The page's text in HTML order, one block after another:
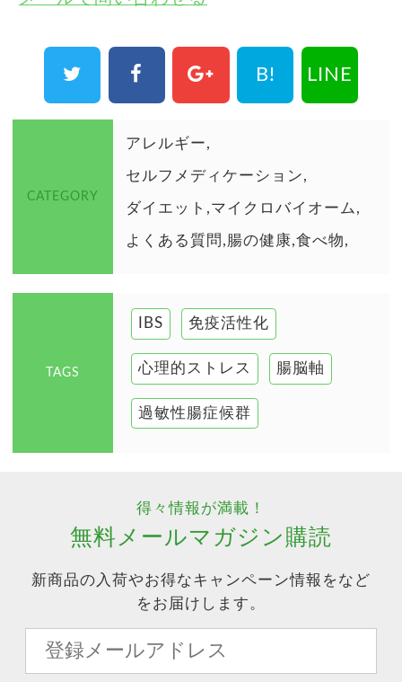
B! LINE
CATEGORY
アレルギー
セルフメディケーション
ダイエット マイクロバイオーム
よくある質問 腸の健康 食べ物
TAGS
IBS 免疫活性化
心理的ストレス 腸脳軸
過敏性腸症候群
得々情報が満載！
無料メールマガジン購読
新商品の入荷やお得なキャンペーン情報をなど
をお届けします。